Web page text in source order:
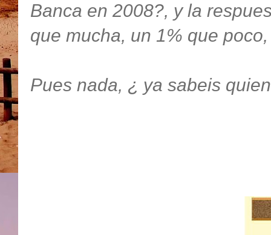
Banca en 2008?, y la
que mucha, un 1% que
Pues nada, ¿ ya sabeis